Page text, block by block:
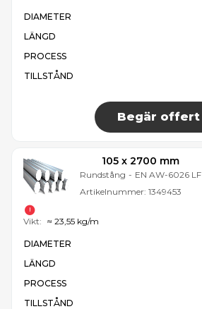
DIAMETER
LÄNGD
PROCESS
TILLSTÅND
Begär offert
105 x 2700 mm
Rundstång - EN AW-6026 LF
Artikelnummer: 1349453
DIAMETER
LÄNGD
PROCESS
TILLSTÅND
Vikt: ≈ 23,55 kg/m